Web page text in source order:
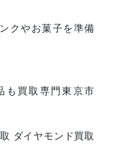
クやお菓子を準備
も買取専門東京市
ダイヤモンド買取